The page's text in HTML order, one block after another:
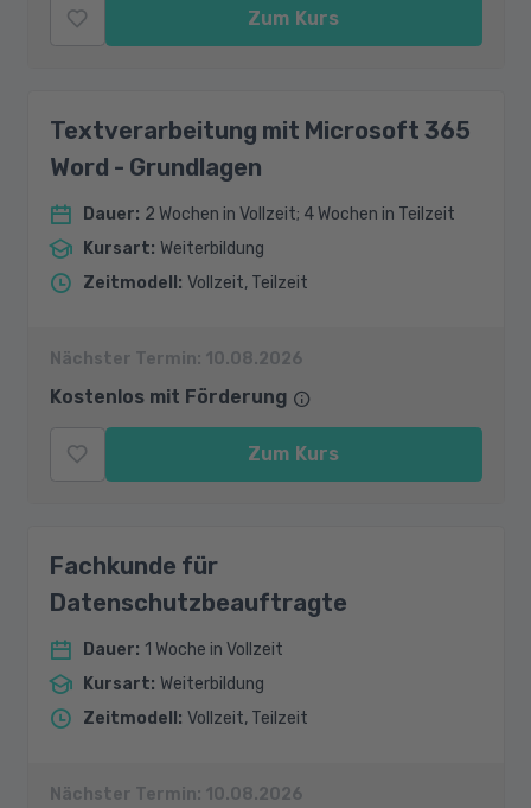
Zum Kurs
Textverarbeitung mit Microsoft 365
Word - Grundlagen
Dauer: 2 Wochen in Vollzeit; 4 Wochen in Teilzeit
Kursart: Weiterbildung
Zeitmodell : Vollzeit, Teilzeit
Nächster Termin: 10.08.2026
Kostenlos mit Förderung
Zum Kurs
Fachkunde für
Datenschutzbeauftragte
Dauer: 1 Woche in Vollzeit
Kursart: Weiterbildung
Zeitmodell : Vollzeit, Teilzeit
Nächster Termin: 10.08.2026